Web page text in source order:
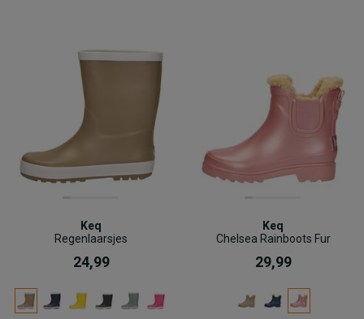
Keq
Regenlaarsjes
24,99
Keq
Chelsea Rainboots Fur
29,99